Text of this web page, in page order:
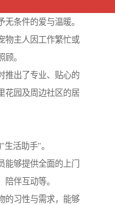
条件的爱与温暖。
物主人因工作繁忙或
。
推出了专业、贴心的
花园及周边社区的居
活助手"。
够提供全面的上门
伴互动等。
的习性与需求，能够